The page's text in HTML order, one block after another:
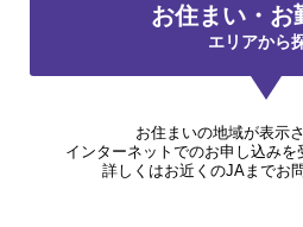
お住まい・お
エリアから
お住まいの地域が表示
インターネットでのお申し込みを
詳しくはお近くのJAまでお